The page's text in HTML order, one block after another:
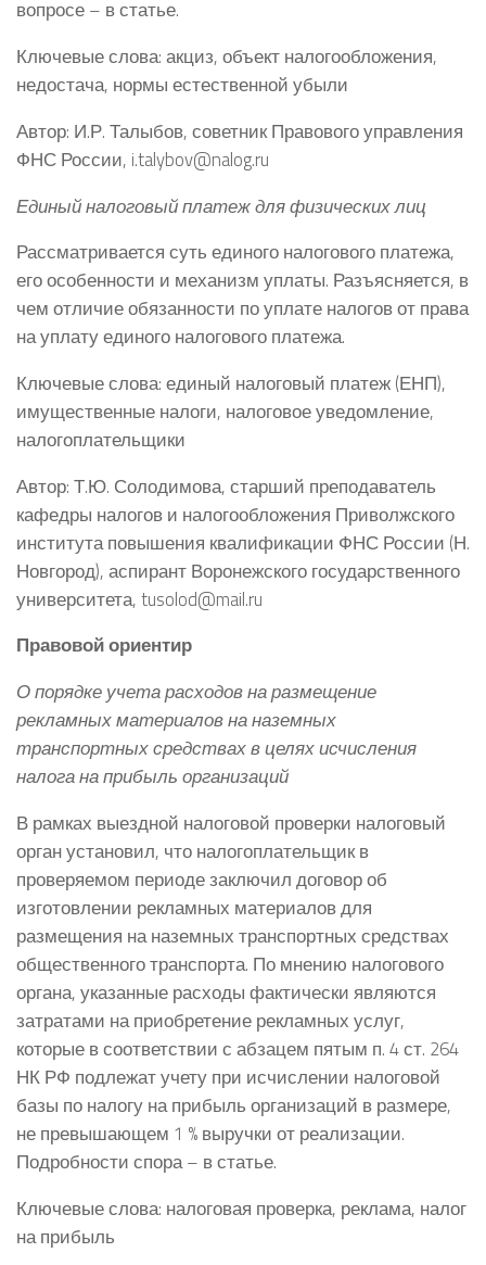
вопросе – в статье.
Ключевые слова: акциз, объект налогообложения,
недостача, нормы естественной убыли
Автор: И.Р. Талыбов, советник Правового управления
ФНС России, i.talybov@nalog.ru
Единый налоговый платеж для физических лиц
Рассматривается суть единого налогового платежа,
его особенности и механизм уплаты. Разъясняется, в
чем отличие обязанности по уплате налогов от права
на уплату единого налогового платежа.
Ключевые слова: единый налоговый платеж (ЕНП),
имущественные налоги, налоговое уведомление,
налогоплательщики
Автор: Т.Ю. Солодимова, старший преподаватель
кафедры налогов и налогообложения Приволжского
института повышения квалификации ФНС России (Н.
Новгород), аспирант Воронежского государственного
университета, tusolod@mail.ru
Правовой ориентир
О порядке учета расходов на размещение
рекламных материалов на наземных
транспортных средствах в целях исчисления
налога на прибыль организаций
В рамках выездной налоговой проверки налоговый
орган установил, что налогоплательщик в
проверяемом периоде заключил договор об
изготовлении рекламных материалов для
размещения на наземных транспортных средствах
общественного транспорта. По мнению налогового
органа, указанные расходы фактически являются
затратами на приобретение рекламных услуг,
которые в соответствии с абзацем пятым п. 4 ст. 264
НК РФ подлежат учету при исчислении налоговой
базы по налогу на прибыль организаций в размере,
не превышающем 1 % выручки от реализации.
Подробности спора – в статье.
Ключевые слова: налоговая проверка, реклама, налог
на прибыль